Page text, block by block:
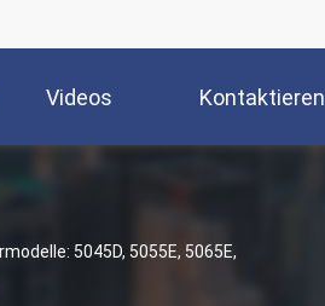
Videos Kontaktieren
5045D, 5055E, 5065E,